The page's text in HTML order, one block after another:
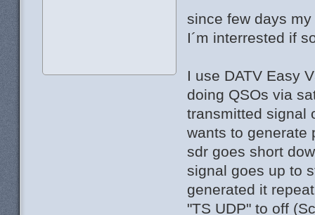
since few days
I´m interrested if
I use DATV Easy
doing QSOs via
transmitted signal
wants to generate
sdr goes short
signal goes up to
generated it
"TS UDP" to off